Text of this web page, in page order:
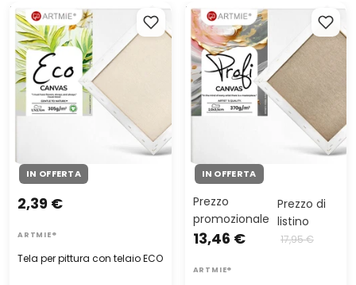
Tela per pittura con telaio
ECO
IN OFFERTA
Tela per pittura con telaio ECO
2,39 €
ARTMIE®
Tela per pittura con telaio
PROFI | dimensioni diverse
IN OFFERTA
Prezzo
promozionale
13,46 €
Prezzo di
listino
17,95 €
ARTMIE®